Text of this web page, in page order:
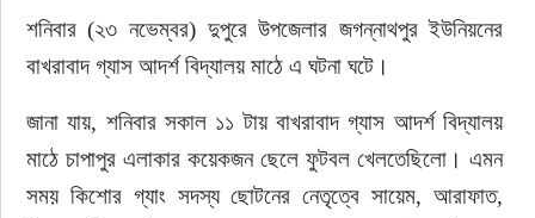
শনিবার (২৩ নভেম্বর) দুপুরে উপজেলার জগন্নাথপুর ইউনিয়নের
বাখরাবাদ গ্যাস আদর্শ বিদ্যালয় মাঠে এ ঘটনা ঘটে।
জানা যায়, শনিবার সকাল ১১ টায় বাখরাবাদ গ্যাস আদর্শ বিদ্যালয়
মাঠে চাপাপুর এলাকার কয়েকজন ছেলে ফুটবল খেলতেছিলো। এমন
সময় কিশোর গ্যাং সদস্য ছোটনের নেতৃত্বে সায়েম, আরাফাত,